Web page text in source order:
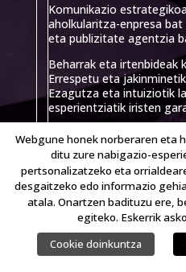
Komunikazio
aholkularitza-enpresa
eta publizitate agentzia
Beharrak eta irtenbideak
Errespetu eta
Ezagutza eta intuiziotik
esperientziatik iristen
Linking Ideas gara.
Webgune honek norberaren eta
ditu zure nabigazio-
pertsonalizatzeko eta
desgaitzeko edo informazio
atala. Onartzen badituzu ere,
egiteko. Eskerrik
Cookie doinkuntza